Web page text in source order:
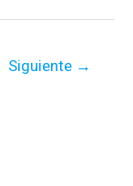
Siguiente →